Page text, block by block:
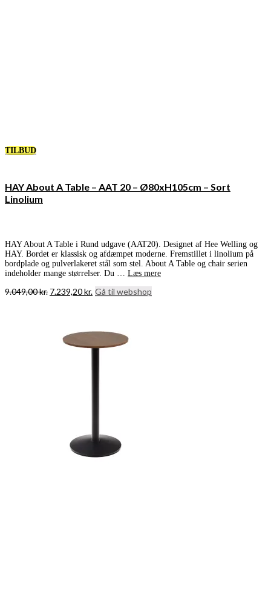
TILBUD
HAY About A Table – AAT 20 – Ø80xH105cm – Sort
Linolium
HAY About A Table i Rund udgave (AAT20). Designet af Hee Welling og
HAY. Bordet er klassisk og afdæmpet moderne. Fremstillet i linolium på
bordplade og pulverlakeret stål som stel. About A Table og chair serien
indeholder mange størrelser. Du … Læs mere
9.049,00kr. Den
9.049,00 kr..
7.239,20kr. Den
7.239,20 kr..
Gå til webshop